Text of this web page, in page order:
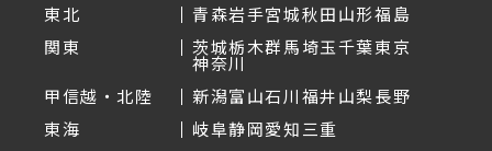
東北
青森岩手宮城秋田山形福島
関東
茨城栃木群馬埼玉千葉東京
神奈川
甲信越・北陸
新潟富山石川福井山梨長野
東海
岐阜静岡愛知三重